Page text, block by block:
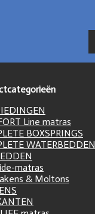
Line matras
BOXSPRINGS
WATERBEDDEN
matras
& Moltons